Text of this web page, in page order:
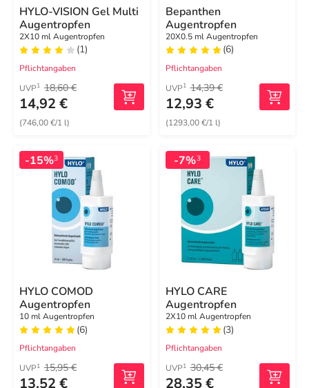
HYLO-VISION Gel Multi
Augentropfen
2X10 ml Augentropfen
(1)
Pflichtangaben
UVP1 18,60 €
14,92 €
(746,00 €/1 l)
Bepanthen
Augentropfen
20X0.5 ml Augentropfen
(6)
Pflichtangaben
UVP1 14,39 €
12,93 €
(1293,00 €/1 l)
-15%3
HYLO COMOD
Augentropfen
10 ml Augentropfen
(6)
Pflichtangaben
UVP1 15,95 €
13,52 €
-7%3
HYLO CARE
Augentropfen
2X10 ml Augentropfen
(3)
Pflichtangaben
UVP1 30,45 €
28,35 €